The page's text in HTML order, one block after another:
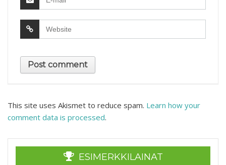
This site uses Akismet to reduce spam. Learn how your
comment data is processed.
ESIMERKKILAINAT